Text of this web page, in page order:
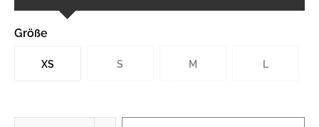
Größe
XS S M L